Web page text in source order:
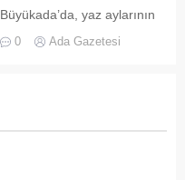
Büyükada’da, yaz aylarının
ziyaretçi yoğunluğu, temizlik
0 Ada Gazetesi